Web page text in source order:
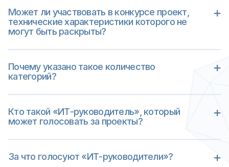
модератору. Они будут внесены после
дополнительной проверки.
Может ли участвовать в конкурсе проект,
технические характеристики которого не
могут быть раскрыты?
Почему указано такое количество
категорий?
будет сформировано, когда все проекты
будут приняты на конкурс. В одной
категории не может быть меньше трех
проектов, поэтому там, где проектов
удаляться, а проекты переноситься в
Кто такой «ИТ-руководитель», который
может голосовать за проекты?
являетесь CIO, CTO, CSO, CDO или
занимаете другую аналогичную
За что голосуют «ИТ-руководители»?